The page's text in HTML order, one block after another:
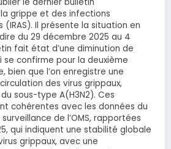
grippe et des infections
Il présente la situation en
du 29 décembre 2025 au 4
fait état d’une diminution de
se confirme pour la deuxième
bien que l’on enregistre une
des virus grippaux,
sous-type A(H3N2). Ces
cohérentes avec les données du
de l’OMS, rapportées
qui indiquent une stabilité globale
grippaux, avec une